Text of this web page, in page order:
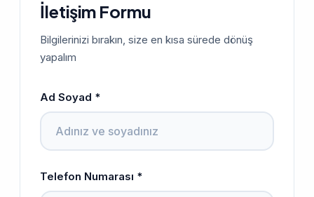
İletişim Formu
Bilgilerinizi bırakın, size en kısa sürede dönüş
yapalım
Ad Soyad *
Telefon Numarası *